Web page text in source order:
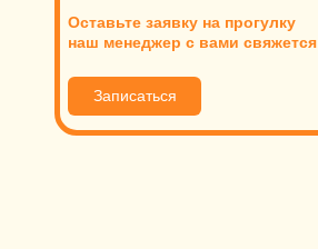
Оставьте заявку на прогулку
наш менеджер с вами свяжется
Записаться